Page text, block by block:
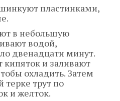
пластинками,
в небольшую
водой,
двенадцати минут.
и заливают
охладить. Затем
терке трут по
и желток.